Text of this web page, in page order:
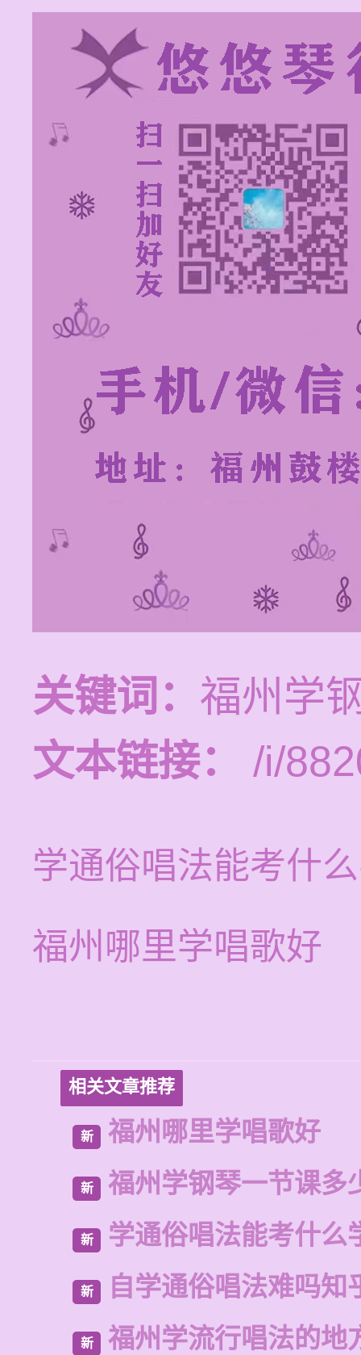
关键词： 福州学
文本链接：
/i/
学通俗唱法能考什
福州哪里学唱歌好
相关文章推荐
新 福州哪里学唱歌好
新 福州学钢琴一节课多
新 学通俗唱法能考什么
新 自学通俗唱法难吗知
新 福州学流行唱法的地